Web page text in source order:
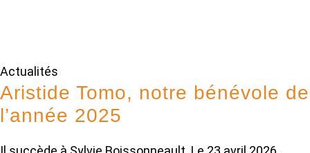
Actualités
Aristide Tomo, notre bénévole de
l’année 2025